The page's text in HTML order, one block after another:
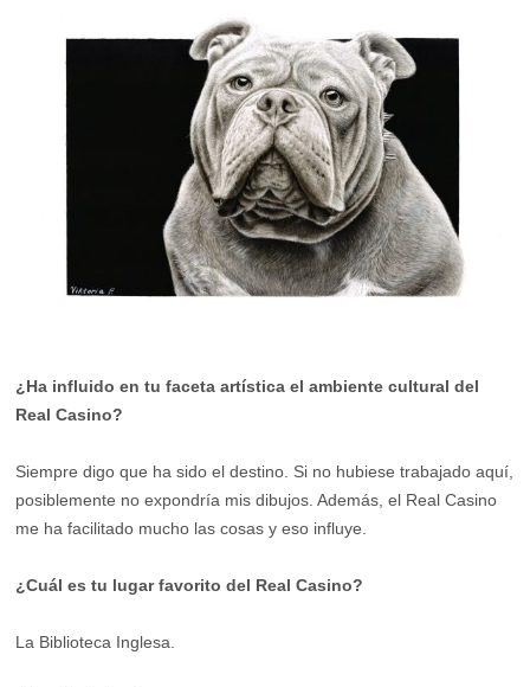
¿Ha influido en tu faceta artística el ambiente cultural del
Real Casino?
Siempre digo que ha sido el destino. Si no hubiese trabajado aquí,
posiblemente no expondría mis dibujos. Además, el Real Casino
me ha facilitado mucho las cosas y eso influye.
¿Cuál es tu lugar favorito del Real Casino?
La Biblioteca Inglesa.